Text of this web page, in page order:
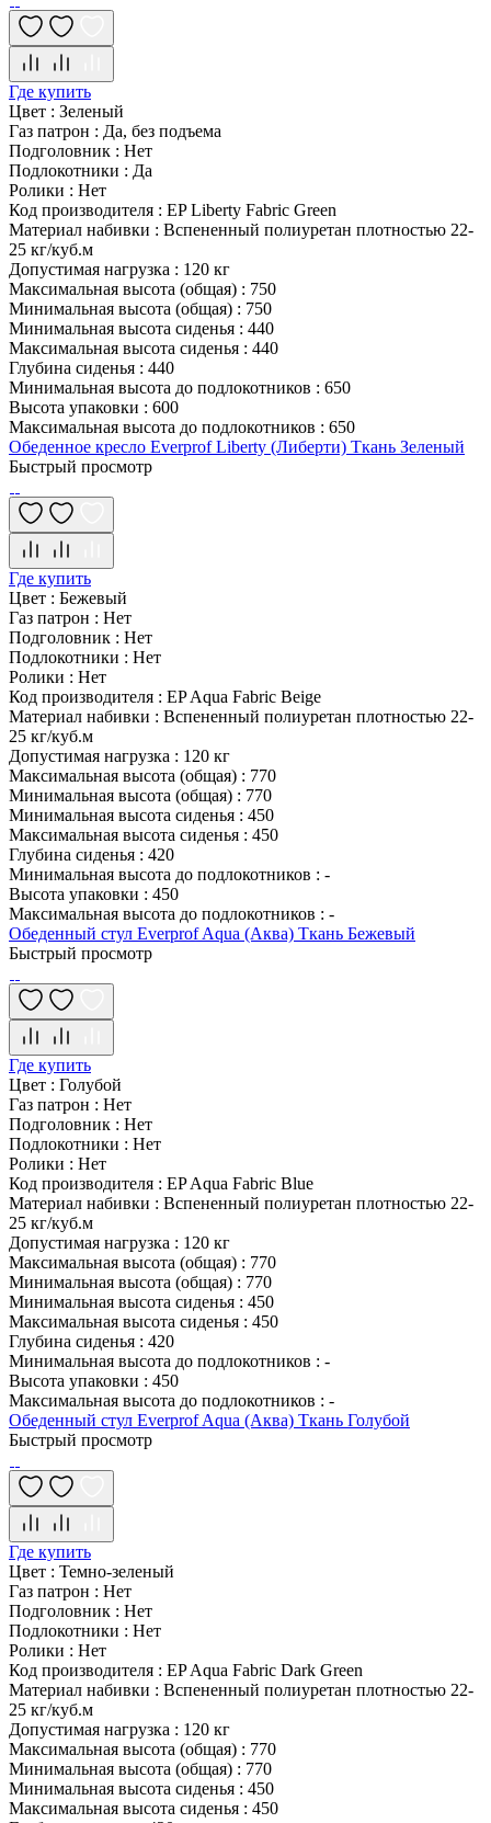
Где купить
Цвет : Зеленый
Газ патрон : Да, без подъема
Подголовник : Нет
Подлокотники : Да
Ролики : Нет
Код производителя : EP Liberty Fabric Green
Материал набивки : Вспененный полиуретан плотностью 22-
25 кг/куб.м
Допустимая нагрузка : 120 кг
Максимальная высота (общая) : 750
Минимальная высота (общая) : 750
Минимальная высота сиденья : 440
Максимальная высота сиденья : 440
Глубина сиденья : 440
Минимальная высота до подлокотников : 650
Высота упаковки : 600
Максимальная высота до подлокотников : 650
Обеденное кресло Everprof Liberty (Либерти) Ткань Зеленый
Быстрый просмотр
Где купить
Цвет : Бежевый
Газ патрон : Нет
Подголовник : Нет
Подлокотники : Нет
Ролики : Нет
Код производителя : EP Aqua Fabric Beige
Материал набивки : Вспененный полиуретан плотностью 22-
25 кг/куб.м
Допустимая нагрузка : 120 кг
Максимальная высота (общая) : 770
Минимальная высота (общая) : 770
Минимальная высота сиденья : 450
Максимальная высота сиденья : 450
Глубина сиденья : 420
Минимальная высота до подлокотников : -
Высота упаковки : 450
Максимальная высота до подлокотников : -
Обеденный стул Everprof Aqua (Аква) Ткань Бежевый
Быстрый просмотр
Где купить
Цвет : Голубой
Газ патрон : Нет
Подголовник : Нет
Подлокотники : Нет
Ролики : Нет
Код производителя : EP Aqua Fabric Blue
Материал набивки : Вспененный полиуретан плотностью 22-
25 кг/куб.м
Допустимая нагрузка : 120 кг
Максимальная высота (общая) : 770
Минимальная высота (общая) : 770
Минимальная высота сиденья : 450
Максимальная высота сиденья : 450
Глубина сиденья : 420
Минимальная высота до подлокотников : -
Высота упаковки : 450
Максимальная высота до подлокотников : -
Обеденный стул Everprof Aqua (Аква) Ткань Голубой
Быстрый просмотр
Где купить
Цвет : Темно-зеленый
Газ патрон : Нет
Подголовник : Нет
Подлокотники : Нет
Ролики : Нет
Код производителя : EP Aqua Fabric Dark Green
Материал набивки : Вспененный полиуретан плотностью 22-
25 кг/куб.м
Допустимая нагрузка : 120 кг
Максимальная высота (общая) : 770
Минимальная высота (общая) : 770
Минимальная высота сиденья : 450
Максимальная высота сиденья : 450